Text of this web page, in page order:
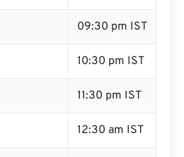
09:30 pm IST
10:30 pm IST
11:30 pm IST
12:30 am IST